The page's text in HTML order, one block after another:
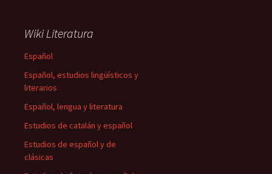
Wiki Literatura
Español
Español, estudios lingüísticos y
literarios
Español, lengua y literatura
Estudios de catalán y español
Estudios de español y de
clásicas